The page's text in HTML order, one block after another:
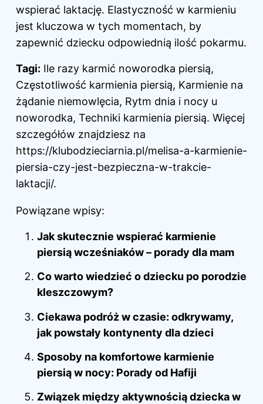
wspierać laktację. Elastyczność w karmieniu
jest kluczowa w tych momentach, by
zapewnić dziecku odpowiednią ilość pokarmu.
Tagi: Ile razy karmić noworodka piersią,
Częstotliwość karmienia piersią, Karmienie na
żądanie niemowlęcia, Rytm dnia i nocy u
noworodka, Techniki karmienia piersią. Więcej
szczegółów znajdziesz na
https://klubodzieciarnia.pl/melisa-a-karmienie-
piersia-czy-jest-bezpieczna-w-trakcie-
laktacji/.
Powiązane wpisy:
Jak skutecznie wspierać karmienie
piersią wcześniaków – porady dla mam
Co warto wiedzieć o dziecku po porodzie
kleszczowym?
Ciekawa podróż w czasie: odkrywamy,
jak powstały kontynenty dla dzieci
Sposoby na komfortowe karmienie
piersią w nocy: Porady od Hafiji
Związek między aktywnością dziecka w